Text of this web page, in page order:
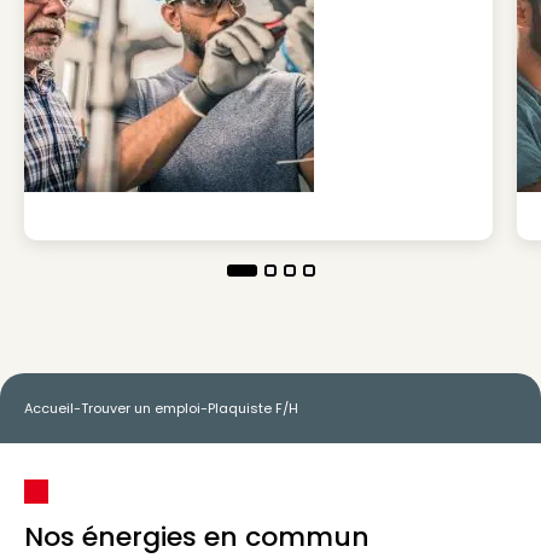
Accueil-Trouver un emploi-Plaquiste F/H
Nos énergies en commun